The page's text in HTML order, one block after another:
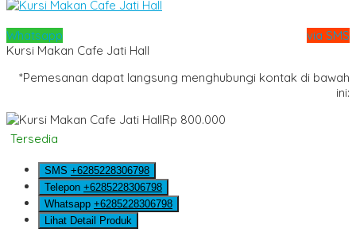
Whatsapp
via SMS
Kursi Makan Cafe Jati Hall
*Pemesanan dapat langsung menghubungi kontak di bawah
ini:
Rp 800.000
Tersedia
SMS +6285228306798
Telepon +6285228306798
Whatsapp +6285228306798
Lihat Detail Produk